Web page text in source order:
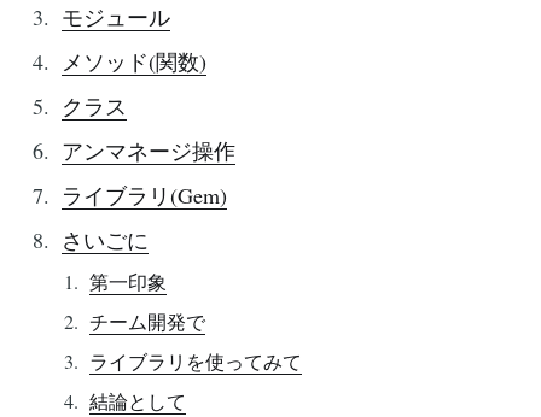
モジュール
メソッド(関数)
クラス
アンマネージ操作
ライブラリ(Gem)
さいごに
第一印象
チーム開発で
ライブラリを使ってみて
結論として